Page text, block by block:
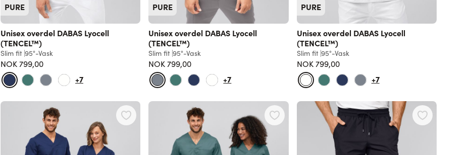
PURE
Unisex overdel DABAS Lyocell
(TENCEL™)
Slim fit 95°-Vask
NOK 799,00
+7
PURE
Unisex overdel DABAS Lyocell
(TENCEL™)
Slim fit 95°-Vask
NOK 799,00
+7
PURE
Unisex overdel DABAS Lyocell
(TENCEL™)
Slim fit 95°-Vask
NOK 799,00
+7